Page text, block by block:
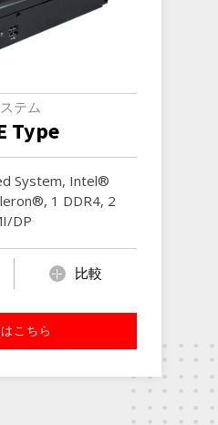
テム
Type
System, Intel®
1 DDR4, 2
DP
比較
こちら